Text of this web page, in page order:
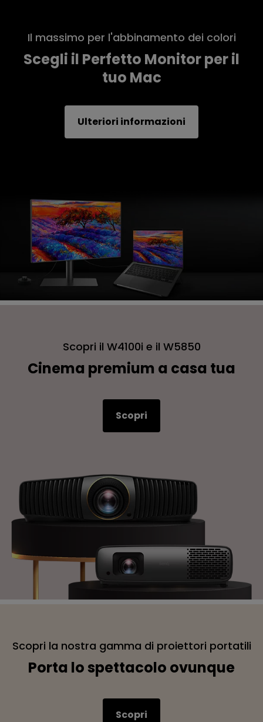
Il massimo per l'abbinamento dei colori
Scegli il Perfetto Monitor per il
tuo Mac
Ulteriori informazioni
Scopri il W4100i e il W5850
Cinema premium a casa tua
Scopri
Scopri la nostra gamma di proiettori portatili
Porta lo spettacolo ovunque
Scopri